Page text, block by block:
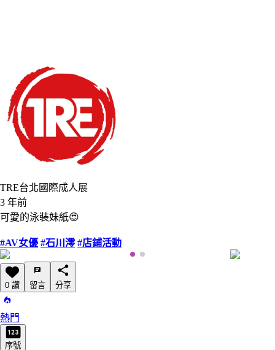
TRE台北國際成人展
3 年前
可愛的泳裝妹紙😍
#AV女優 #石川澪 #店鋪活動
0 讚 留言 分享
熱門
序號